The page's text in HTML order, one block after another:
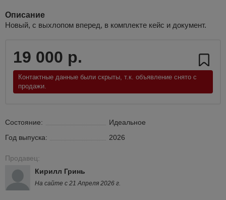
Описание
Новый, с выхлопом вперед, в комплекте кейс и документ.
19 000 р.
Контактные данные были скрыты, т.к. объявление снято с
продажи.
Состояние:
Идеальное
Год выпуска:
2026
Продавец:
Кирилл Гринь
На сайте с 21 Апреля 2026 г.